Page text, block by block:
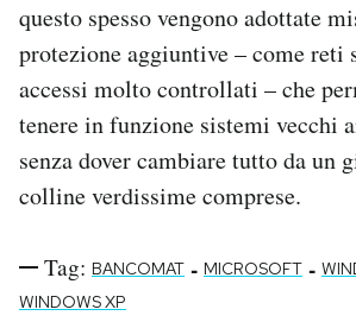
questo spesso vengono adottate
protezione aggiuntive – come reti
accessi molto controllati – che
tenere in funzione sistemi vecchi
senza dover cambiare tutto da un
colline verdissime comprese.
Tag: BANCOMAT - MICROSOFT -
WINDOWS XP